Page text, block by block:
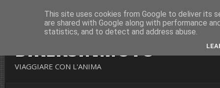
BIKERSINMOTO
VIAGGIARE CON L'ANIMA
This site uses cookies from Google to deliver its
are shared with Google along with performance
statistics, and to detect and address abuse.